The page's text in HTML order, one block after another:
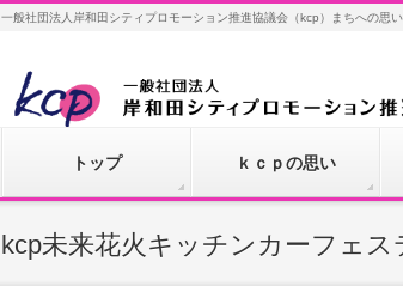
一般社団法人岸和田シティプロモーション推進協議会（kcp）まちへの思
トップ ｋｃｐの思い
kcp未来花火キッチンカーフェス